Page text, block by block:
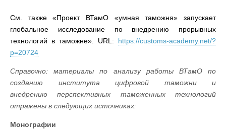
См. также «Проект ВТамО «умная таможня» запускает
глобальное исследование по внедрению прорывных
технологий в таможне». URL:
https://customs-academy.net/?
p=20724
Справочно: материалы по анализу работы ВТамО по
созданию института цифровой таможни и
внедрению перспективных таможенных технологий
отражены в следующих источниках:
Монографии